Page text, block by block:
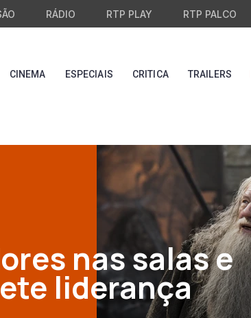
RÁDIO RTP PLAY RTP PALCO
CINEMA ESPECIAIS CRITICA TRAILERS
nas salas e
liderança